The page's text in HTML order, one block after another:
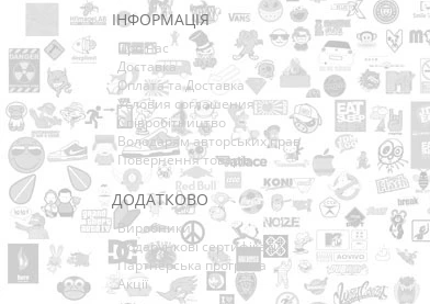
ІНФОРМАЦІЯ
Про нас
Доставка
Оплата та Доставка
Условия соглашения
Співробітництво
Володарям авторських прав
Повернення товарів
ДОДАТКОВО
Виробники
Подарункові сертифікати
Партнерська програма
Акції